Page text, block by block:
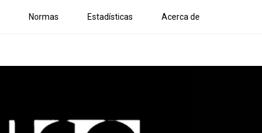
Normas Estadísticas Acerca de